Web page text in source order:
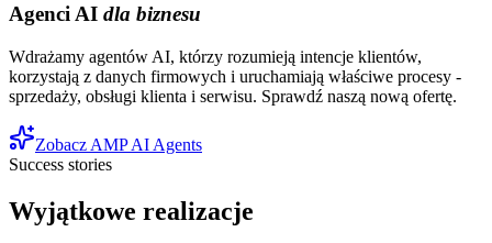
Agenci AI dla biznesu
Wdrażamy agentów AI, którzy rozumieją intencje klientów,
korzystają z danych firmowych i uruchamiają właściwe procesy -
sprzedaży, obsługi klienta i serwisu. Sprawdź naszą nową ofertę.
Zobacz AMP AI Agents
Success stories
Wyjątkowe realizacje